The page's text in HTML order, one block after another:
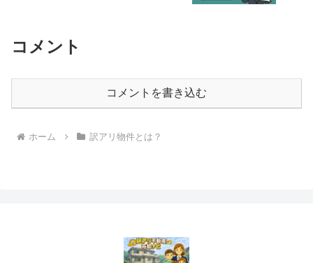
コメント
コメントを書き込む
ホーム 訳アリ物件とは？